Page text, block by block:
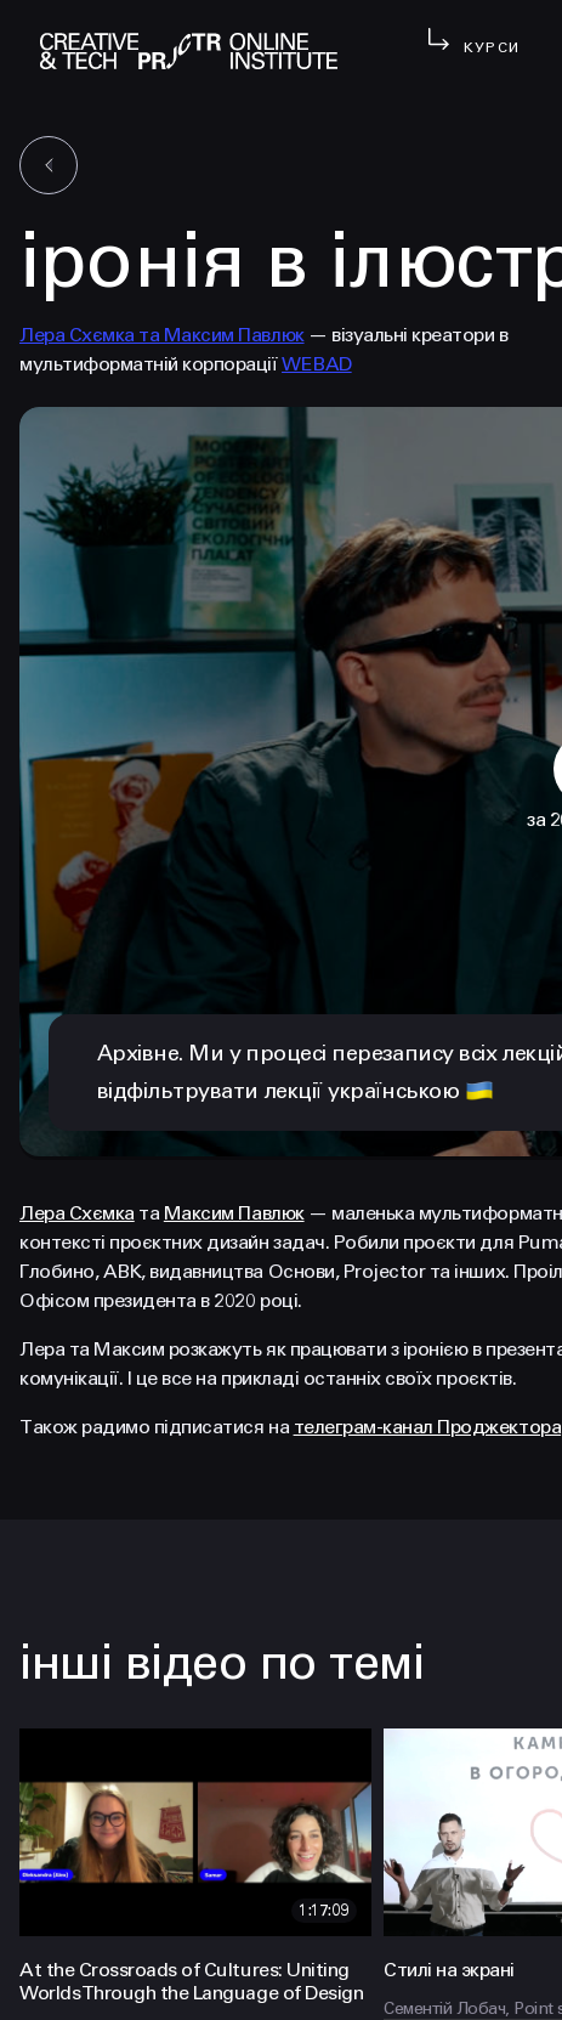
КУРСИ
іронія в
Лера Схємка та Максим Павлюк— візуальні креатори в
мультиформатній корпораціїWEBAD
Архівне. Ми у процесі перезапису всіх
відфільтрувати лекції українською
за
Лера Схємка та Максим Павлюк— маленька
контексті проєктних дизайн задач. Робили проєкти для
Глобино, АВК, видавництва Основи, Projector та інших.
Офісом президента в 2020 році.
Лера та Максим розкажуть як працювати з іронією в
комунікації. І це все на прикладі останніх своїх проєктів.
Також радимо підписатися на телеграм-канал Проджектора
інші відео по темі
1:17:09
At the Crossroads of Cultures: Uniting
Worlds Through the Language of Design
Стилі на экрані
Сементій Лобач, Point